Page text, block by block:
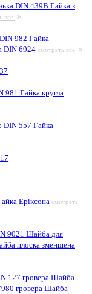
DIN 439B Гайка з
все
982 Гайка
DIN 6924 смотреть все
981 Гайка кругла
DIN 557 Гайка
Еріксона смотреть
9021 Шайба для
плоска зменшена
127 гровера Шайба
гровераШайба